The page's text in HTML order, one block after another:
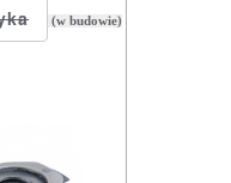
(w budowie)